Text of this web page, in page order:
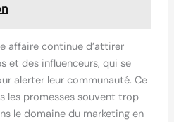
affaire continue d’attirer
et des influenceurs, qui se
alerter leur communauté. Ce
les promesses souvent trop
le domaine du marketing en